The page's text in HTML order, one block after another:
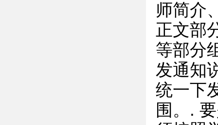
师简介
正文部
等部分
发通知
统一下
围。.